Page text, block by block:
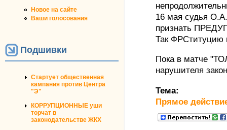
Новое на сайте
Ваши голосования
Подшивки
Стартует общественная
кампания против Центра
"Э"
КОРРУПЦИОННЫЕ уши
торчат в
законодательстве ЖКХ
16 мая судья
признать
Так ФРСтитуцию
Пока в матче
нарушителя
Тема:
Прямое